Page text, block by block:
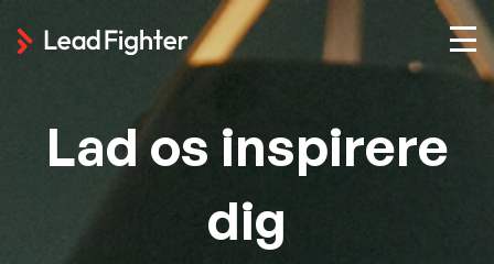
Lad os inspirere
dig